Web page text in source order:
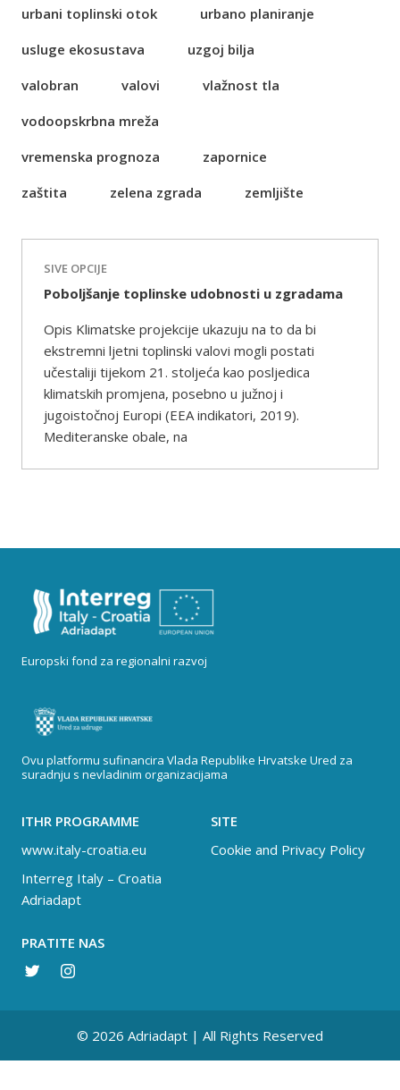
urbani toplinski otok
urbano planiranje
usluge ekosustava
uzgoj bilja
valobran
valovi
vlažnost tla
vodoopskrbna mreža
vremenska prognoza
zapornice
zaštita
zelena zgrada zemljište
SIVE OPCIJE
Poboljšanje toplinske udobnosti u zgradama
Opis Klimatske projekcije ukazuju na to da bi
ekstremni ljetni toplinski valovi mogli postati
učestaliji tijekom 21. stoljeća kao posljedica
klimatskih promjena, posebno u južnoj i
jugoistočnoj Europi (EEA indikatori, 2019).
Mediteranske obale, na
Europski fond za regionalni razvoj
Ovu platformu sufinancira Vlada Republike Hrvatske Ured za
suradnju s nevladinim organizacijama
ITHR PROGRAMME
www.italy-croatia.eu
Interreg Italy – Croatia
Adriadapt
SITE
Cookie and Privacy Policy
PRATITE NAS
© 2026 Adriadapt | All Rights Reserved